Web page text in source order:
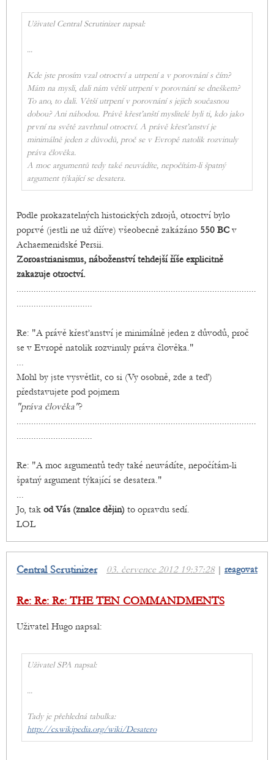
Uživatel Central Scrutinizer napsal:
...
Kde jste prosím vzal otroctví a utrpení a v porovnání s čím?
Mám na mysli, dali nám větší utrpení v porovnání se dneškem?
To ano, to dali. Větší utrpení v porovnání s jejich současnou
dobou? Ani náhodou. Právě křesťanští myslitelé byli ti, kdo jako
první na světě zavrhnul otroctví. A právě křesťanství je
minimálně jeden z důvodů, proč se v Evropě natolik rozvinuly
práva člověka.
A moc argumentů tedy také neuvádíte, nepočítám-li špatný
argument týkající se desatera.
Podle prokazatelných historických zdrojů, otroctví bylo
poprvé (jestli ne už dříve) všeobecně zakázáno 550 BCv
Achaemenidské Persii.
Zoroastrianismus, náboženství tehdejší říše explicitně
zakazuje otroctví.
..................................................................................................
...............................
Re: "A právě křesťanství je minimálně jeden z důvodů, proč
se v Evropě natolik rozvinuly práva člověka."
...
Mohl by jste vysvětlit, co si (Vy osobně, zde a teď)
představujete pod pojmem
"práva člověka"?
..................................................................................................
...............................
Re: "A moc argumentů tedy také neuvádíte, nepočítám-li
špatný argument týkající se desatera."
...
Jo, tak od Vás (znalce dějin) to opravdu sedí.
LOL
03. července 2012 19:37:28| reagovat
Central Scrutinizer
Re: Re: Re: THE TEN COMMANDMENTS
Uživatel Hugo napsal:
Uživatel SPA napsal:
...
Tady je přehledná tabulka:
http://cs.wikipedia.org/wiki/Desatero